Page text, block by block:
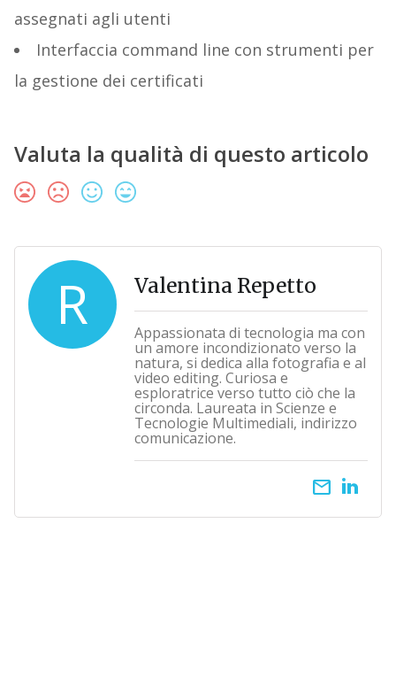
assegnati agli utenti
Interfaccia command line con strumenti per
la gestione dei certificati
Valuta la qualità di questo articolo
R Valentina Repetto
Appassionata di tecnologia ma con
un amore incondizionato verso la
natura, si dedica alla fotografia e al
video editing. Curiosa e
esploratrice verso tutto ciò che la
circonda. Laureata in Scienze e
Tecnologie Multimediali, indirizzo
comunicazione.
email